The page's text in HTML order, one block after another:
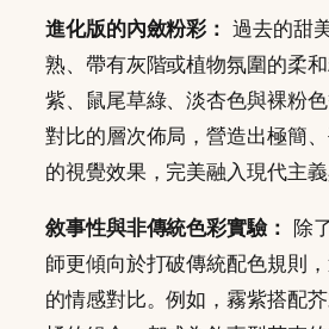
進化版的內斂粉彩： 過去的甜
熟、帶有灰階或植物氛圍的柔
紫、鼠尾草綠、淡杏色與裸粉
對比的層次佈局，營造出極簡
的視覺效果，完美融入現代主義
敘事性與非傳統色彩實驗：
除
師更傾向於打破傳統配色規則
的情感對比。例如，霧紫搭配